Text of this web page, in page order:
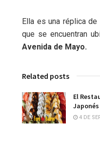
Ella es una réplica
que se encuentran
Avenida de Mayo.
Related posts
El
Japonés
4 DE